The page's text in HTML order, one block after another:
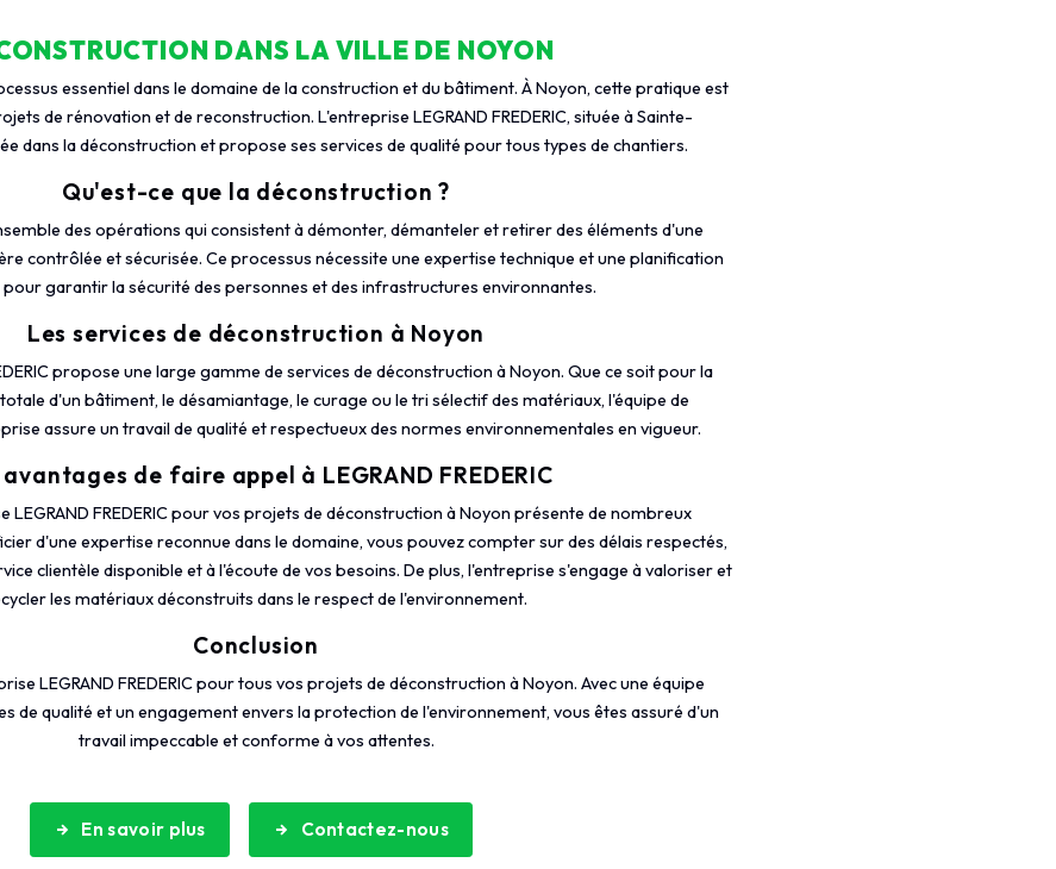
DANS LA VILLE DE NOYON
essentiel dans le domaine de la construction et du bâtiment. À Noyon, cette pratique est
de rénovation et de reconstruction. L'entreprise LEGRAND FREDERIC, située à Sainte-
dans la déconstruction et propose ses services de qualité pour tous types de chantiers.
Qu'est-ce que la déconstruction ?
des opérations qui consistent à démonter, démanteler et retirer des éléments d'une
contrôlée et sécurisée. Ce processus nécessite une expertise technique et une planification
garantir la sécurité des personnes et des infrastructures environnantes.
Les services de déconstruction à Noyon
propose une large gamme de services de déconstruction à Noyon. Que ce soit pour la
d'un bâtiment, le désamiantage, le curage ou le tri sélectif des matériaux, l'équipe de
assure un travail de qualité et respectueux des normes environnementales en vigueur.
avantages de faire appel à LEGRAND FREDERIC
LEGRAND FREDERIC pour vos projets de déconstruction à Noyon présente de nombreux
d'une expertise reconnue dans le domaine, vous pouvez compter sur des délais respectés,
clientèle disponible et à l'écoute de vos besoins. De plus, l'entreprise s'engage à valoriser et
les matériaux déconstruits dans le respect de l'environnement.
Conclusion
LEGRAND FREDERIC pour tous vos projets de déconstruction à Noyon. Avec une équipe
de qualité et un engagement envers la protection de l'environnement, vous êtes assuré d'un
travail impeccable et conforme à vos attentes.
En savoir plus Contactez-nous